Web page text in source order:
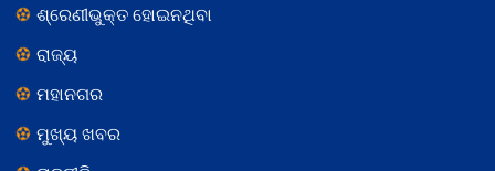
ଶ୍ରେଣୀଭୁକ୍ତ ହୋଇନଥିବା
ରାଜ୍ୟ
ମହାନଗର
ମୁଖ୍ୟ ଖବର